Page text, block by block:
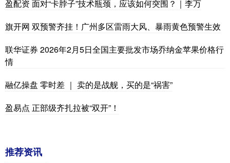
盈配资 面对“卡脖子”技术瓶颈，应该如何突围？｜李万
旗开网 双预警齐挂！广州多区雷雨大风、暴雨黄色预警生效
联华证券 2026年2月5日全国主要批发市场乔纳金苹果价格行
情
融亿操盘 零时差 ｜ 卖的是战舰，买的是“祸害”
盈易点 正部级齐扎拉被“双开”！
推荐资讯